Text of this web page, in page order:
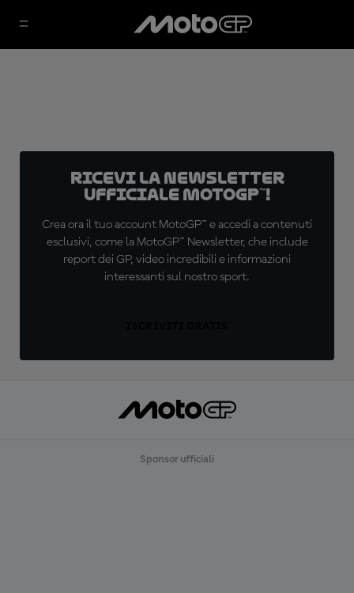
Ricevi la newsletter
ufficiale MotoGP™!
Crea ora il tuo account MotoGP™ e accedi a contenuti
esclusivi, come la MotoGP™ Newsletter, che include
report dei GP, video incredibili e informazioni
interessanti sul nostro sport.
Sponsor ufficiali